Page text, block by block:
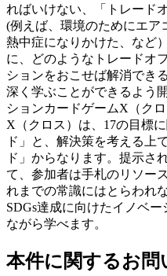
ればいけない、「トレード
(例えば、環境のためにエア
熱中症になりかけた、など
に、どのようなトレードオ
ションをおこせば解消でき
深く学ぶことができるよう
ションカードゲームX（クロ
X（クロス）は、17の目標
ド」と、解決策を考える上
ド」からなります。提示さ
て、参加者は手札のリソー
れまでの常識にはとらわれ
SDGs達成に向けたイノベ
ながら学べます。
本件に関するお問